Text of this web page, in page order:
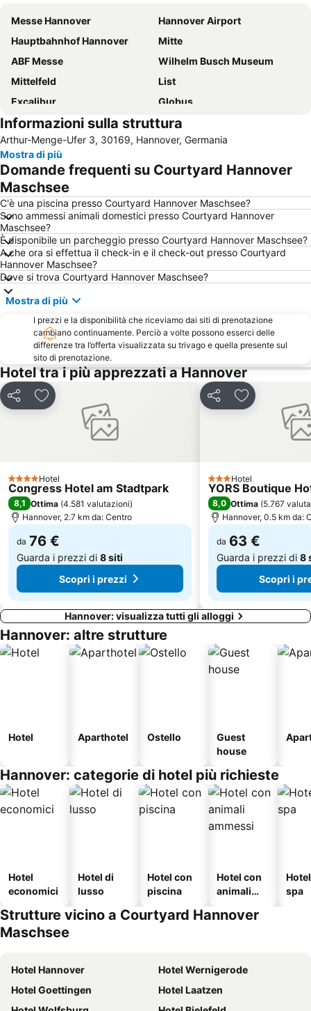
Messe Hannover
Hannover Airport
Hauptbahnhof Hannover
Mitte
ABF Messe
Wilhelm Busch Museum
Mittelfeld
List
Excalibur
Globus
Lake Maschsee
Hanover Zoo
Rain Forest House
Staatsoper Hannover
Ricklingen
Ernst August Galerie
Linden
Tiergarten
Am Springhorstsee
Georgstraße
Südstadt-Bult
Zaza
Da Vinci
Leibniz Universität Hannover
Groß Buchholz
M'era Luna
Celler Schloss
Informazioni sulla struttura
Arthur-Menge-Ufer 3, 30169, Hannover, Germania
Mostra di più
Domande frequenti su Courtyard Hannover
Maschsee
C'è una piscina presso Courtyard Hannover Maschsee?
Sono ammessi animali domestici presso Courtyard Hannover
Maschsee?
È disponibile un parcheggio presso Courtyard Hannover Maschsee?
A che ora si effettua il check-in e il check-out presso Courtyard
Hannover Maschsee?
Dove si trova Courtyard Hannover Maschsee?
Mostra di più
I prezzi e la disponibilità che riceviamo dai siti di prenotazione
cambiano continuamente. Perciò a volte possono esserci delle
differenze tra l’offerta visualizzata su trivago e quella presente sul
sito di prenotazione.
Hotel tra i più apprezzati a Hannover
CondividiAggiungi ai preferiti
4 StelleHotel
Congress Hotel am Stadtpark
8,1 Ottima (4.581 valutazioni)
Hannover, 2.7 km da: Centro
da 76 €
Guarda i prezzi di 8 siti
Scopri i prezzi
CondividiAggiungi ai
3 StelleHotel
YORS Boutique
8,0 Ottima (5.767
Hannover, 0.5 km da:
da 63 €
Guarda i prezzi di 8
Scopri i
Hannover: visualizza tutti gli alloggi
Hannover: altre strutture
Hotel Aparthotel Ostello
Guest
house
Hannover: categorie di hotel più richieste
Hotel
economici
Hotel di
lusso
Hotel con
piscina
Hotel con
animali
spa
Strutture vicino a Courtyard Hannover
Maschsee
Hotel Hannover
Hotel Wernigerode
Hotel Goettingen
Hotel Laatzen